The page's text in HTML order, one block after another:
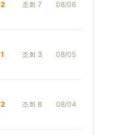
2 조회 7 08/06
1 조회 3 08/05
2 조회 8 08/04